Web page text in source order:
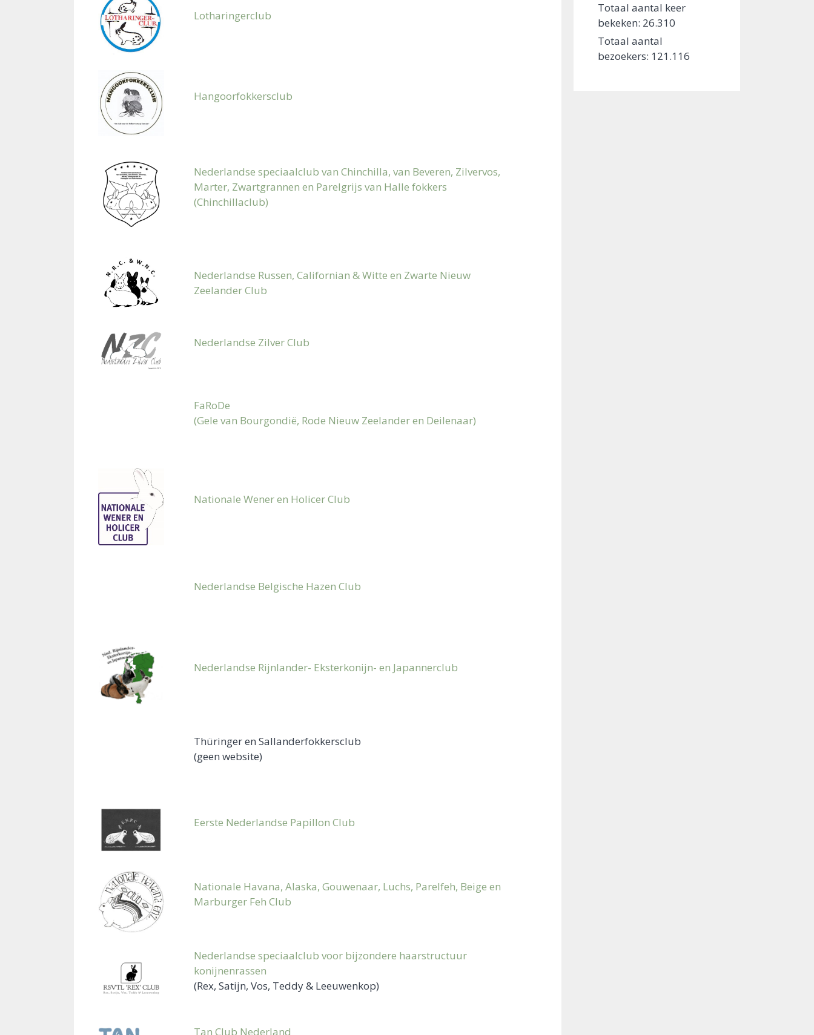
Lotharingerclub
Hangoorfokkersclub
Nederlandse speciaalclub van Chinchilla, van Beveren, Zilvervos,
Marter, Zwartgrannen en Parelgrijs van Halle fokkers
(Chinchillaclub)
Nederlandse Russen, Californian & Witte en Zwarte Nieuw
Zeelander Club
Nederlandse Zilver Club
FaRoDe
(Gele van Bourgondië, Rode Nieuw Zeelander en Deilenaar)
Nationale Wener en Holicer Club
Nederlandse Belgische Hazen Club
Nederlandse Rijnlander- Eksterkonijn- en Japannerclub
Thüringer en Sallanderfokkersclub
(geen website)
Eerste Nederlandse Papillon Club
Nationale Havana, Alaska, Gouwenaar, Luchs, Parelfeh, Beige en
Marburger Feh Club
Nederlandse speciaalclub voor bijzondere haarstructuur
konijnenrassen
(Rex, Satijn, Vos, Teddy & Leeuwenkop)
Tan Club Nederland
Totaal aantal keer
bekeken: 26.310
Totaal aantal
bezoekers: 121.116